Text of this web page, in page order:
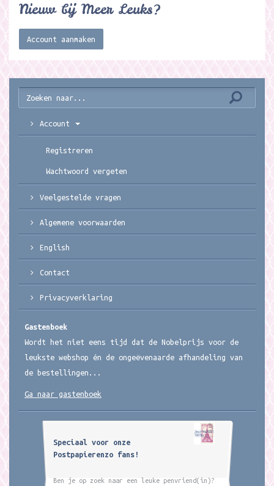
Nieuw bij Meer Leuks?
Account aanmaken
Account
Registreren
Wachtwoord vergeten
Veelgestelde vragen
Algemene voorwaarden
English
Contact
Privacyverklaring
Gastenboek
Wordt het niet eens tijd dat de Nobelprijs voor de
leukste webshop én de ongeëvenaarde afhandeling van
de bestellingen...
Ga naar gastenboek
Speciaal voor onze
Postpapierenzo fans!
Ben je op zoek naar een leuke penvriend(in)?